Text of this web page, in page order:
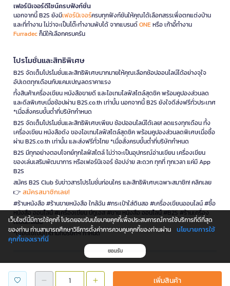
เพิ่มสินค้า
เฟอร์นิเจอร์ดีไซน์ครบฟังก์ชั่น
นอกจากนี้ B2S ยังมีเฟอร์นิเจอร์ครบทุกฟังก์ชันให้คุณได้เลือกสรรเพื่อตกแต่งบ้าน
และที่ทำงาน ไม่ว่าจะเป็นโต๊ะทำงานพับได้ จากแบรนด์ONEหรือ เก้าอี้ทำงาน
Furradecก็มีให้เลือกครบครัน
โปรโมชั่นและสิทธิพิเศษ
B2S จัดเต็มโปรโมชั่นและสิทธิพิเศษมากมายให้คุณเลือกช้อปออนไลน์ได้อย่างจุใจ
อัปเดตทุกเดือนกับแคมเปญลดราคาแรง
ทั้งสินค้าเครื่องเขียน หนังสือขายดี และไอเทมไลฟ์สไตล์สุดชิค พร้อมคูปองส่วนลด
และดีลพิเศษเมื่อช้อปผ่าน B2S.co.th เท่านั้น นอกจากนี้ B2S ยังใจดีส่งฟรีทั่วประเทศ
*เมื่อสั่งครบขั้นต่ำที่บริษัทกำหนด
B2S จัดเต็มโปรโมชั่นและสิทธิพิเศษเพียบ ช้อปออนไลน์ได้เลย! ลดแรงทุกเดือน ทั้ง
เครื่องเขียน หนังสือดัง ของไอเทมไลฟ์สไตล์สุดชิค พร้อมคูปองส่วนลดพิเศษเมื่อซื้อ
ผ่าน B2S.co.th เท่านั้น และส่งฟรีทั่วไทย *เมื่อสั่งครบขั้นต่ำที่บริษัทกำหนด
B2S มีทุกอย่างตอบโจทย์ทุกไลฟ์สไตล์ ไม่ว่าจะเป็นอุปกรณ์อ่านเขียน เครื่องเขียน
ของเล่นเสริมพัฒนาการ หรือเฟอร์นิเจอร์ ช้อปง่าย สะดวก ทุกที่ ทุกเวลา แค่มี App
B2S
สมัคร B2S Club รับข่าวสารโปรโมชั่นก่อนใคร และสิทธิพิเศษเฉพาะสมาชิก! คลิกเลย
👉 สมัครสมาชิกเลย!
#ร้านหนังสือ #ร้านขายหนังสือ ใกล้ฉัน #กระเป๋าใส่ดินสอ #เครื่องเขียนออนไลน์ #ซื้อ
หนังสือ ออนไลน์ #เครื่องเขียน บีทูเอส #ขาย หนังสือ ออนไลน์ #B2S #ร้านเครื่อง
เขียนใกล้ฉัน
*เงื่อนไขเป็นไปตามที่บริษัทฯ กำหนด
is a company operating under
เว็บไซต์นี้มีการใช้คุกกี้ โปรดยอมรับนโยบายคุกกี้เพื่อประสบการณ์การใช้บริการที่ดีที่สุด
ของท่าน ท่านสามารถศึกษาวิธีการตั้งค่าการควบคุมคุกกี้ของท่านผ่าน
นโยบายการใช้
คุกกี้ของเราที่นี่
ยอมรับ